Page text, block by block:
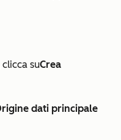
suCrea
dati principale